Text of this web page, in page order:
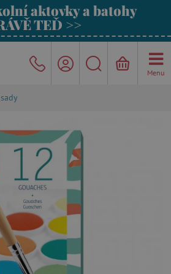
aktovky a batohy
TEĎ >>
Menu